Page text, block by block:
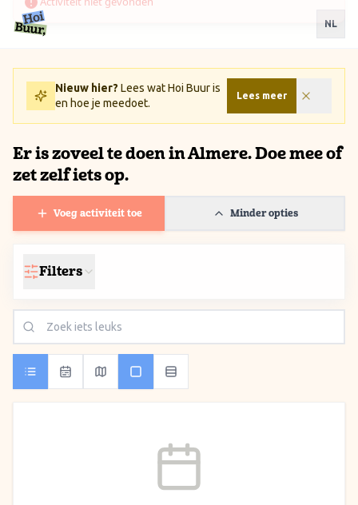
Ga naar inhoud / Skip to content
NL
Nieuw hier? Lees wat Hoi Buur is
en hoe je meedoet.
Lees meer
Er is zoveel te doen in Almere. Doe mee of
zet zelf iets op.
Voeg activiteit toe Minder opties
Filters